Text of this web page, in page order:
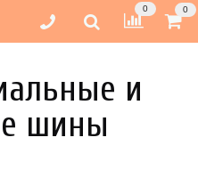
0 0
и
шины